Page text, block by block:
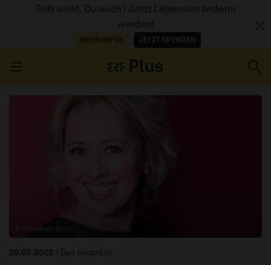
Gott wirkt. Du auch? Jetzt Lebensveränderer
werden!
MEHR INFOS JETZT SPENDEN
© allnations.ac.uk
26.05.2022 / Das Gespräch